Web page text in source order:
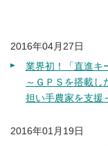
2016年04月27日
業界初！「直進キ
～ＧＰＳを搭載し
担い手農家を支援
2016年01月19日